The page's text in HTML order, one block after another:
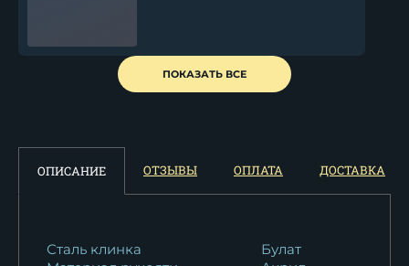
Нож Финка НКВД выкидная
сталь S390...
Нож Финка НКВД складная
дамаск...
Нож Финка НКВД складная
ПОКАЗАТЬ ВСЕ
ОПИСАНИЕ ОТЗЫВЫ ОПЛАТА ДОСТАВКА
Сталь клинка
Булат